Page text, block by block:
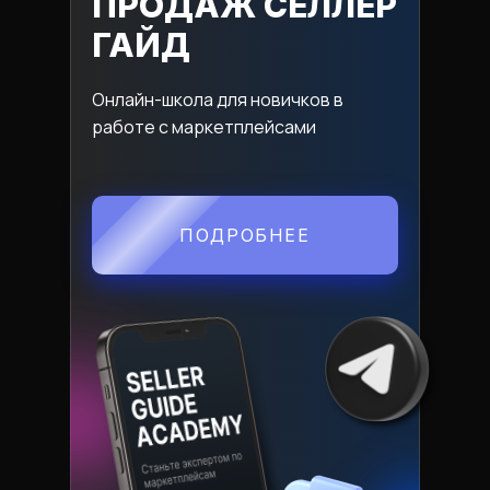
Онлайн-школа для новичков в
работе с маркетплейсами
ГАЙД
ПОДРОБНЕЕ